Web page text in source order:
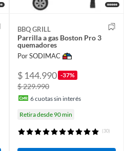
BBQ GRILL
Parrilla a gas Boston Pro 3
quemadores
Por SODIMAC
$ 144.990 -37%
$ 229.990
6cuotas sin interés
Retira desde 90 min
(30)